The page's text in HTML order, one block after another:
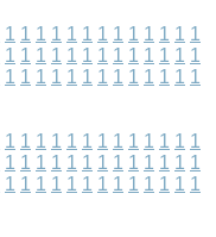
1 1 1 1 1 1 1 1 1 1 1 1 1
1 1 1 1 1 1 1 1 1 1 1 1 1
1 1 1 1 1 1 1 1 1 1 1 1 1
1 1 1 1 1 1 1 1 1 1 1 1 1
1 1 1 1 1 1 1 1 1 1 1 1 1
1 1 1 1 1 1 1 1 1 1 1 1 1